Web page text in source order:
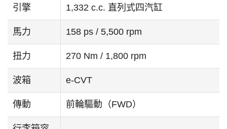
引擎 1,332 c.c. 直列式四汽缸
馬力 158 ps / 5,500 rpm
扭力 270 Nm / 1,800 rpm
波箱 e-CVT
傳動 前輪驅動（FWD）